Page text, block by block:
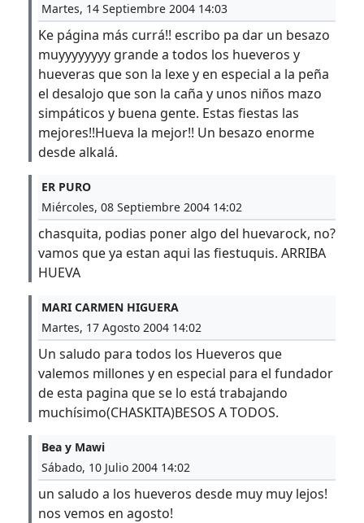
Martes, 14 Septiembre 2004 14:03
Ke página más currá!! escribo pa dar un besazo
muyyyyyyyy grande a todos los hueveros y
hueveras que son la lexe y en especial a la peña
el desalojo que son la caña y unos niños mazo
simpáticos y buena gente. Estas fiestas las
mejores!!Hueva la mejor!! Un besazo enorme
desde alkalá.
ER PURO
Miércoles, 08 Septiembre 2004 14:02
chasquita, podias poner algo del huevarock, no?
vamos que ya estan aqui las fiestuquis. ARRIBA
HUEVA
MARI CARMEN HIGUERA
Martes, 17 Agosto 2004 14:02
Un saludo para todos los Hueveros que
valemos millones y en especial para el fundador
de esta pagina que se lo está trabajando
muchísimo(CHASKITA)BESOS A TODOS.
Bea y Mawi
Sábado, 10 Julio 2004 14:02
un saludo a los hueveros desde muy muy lejos!
nos vemos en agosto!